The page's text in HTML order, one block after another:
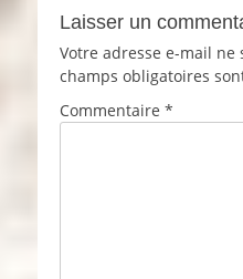
Laisser un
Votre adresse e-mail ne
champs obligatoires
Commentaire *